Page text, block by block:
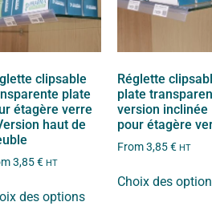
clipsable
plate
étagère verre
haut de
3,85€ HT
des options
Réglette
plate
version inclinée
pour étagère
From3,85€ HT
Choix des